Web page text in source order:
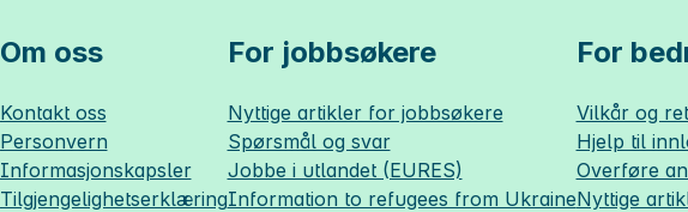
Om oss
Kontakt oss
Personvern
Informasjonskapsler
Tilgjengelighetserklæring
For jobbsøkere
Nyttige artikler for jobbsøkere
Spørsmål og svar
Jobbe i utlandet (EURES)
Information to refugees from Ukraine
For
Vilkår og
Hjelp til
Overføre
Nyttige